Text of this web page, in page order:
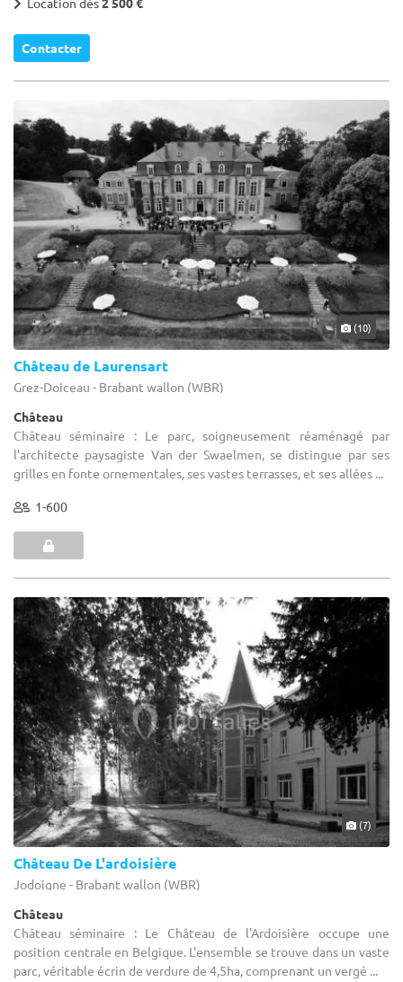
Contacter
(10)
Château de Laurensart
Grez-Doiceau - Brabant wallon (WBR)
Château
Château séminaire : Le parc, soigneusement réaménagé par
l'architecte paysagiste Van der Swaelmen, se distingue par ses
grilles en fonte ornementales, ses vastes terrasses, et ses allées ...
1-600
(7)
Château De L'ardoisière
Jodoigne - Brabant wallon (WBR)
Château
Château séminaire : Le Château de l'Ardoisière occupe une
position centrale en Belgique. L'ensemble se trouve dans un vaste
parc, véritable écrin de verdure de 4,5ha, comprenant un vergé ...